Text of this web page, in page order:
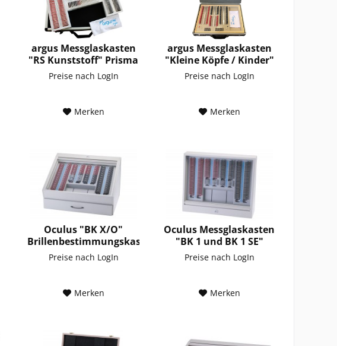
argus Messglaskasten
"RS Kunststoff" Prisma
Preise nach LogIn
Merken
argus Messglaskasten
"Kleine Köpfe / Kinder"
Preise nach LogIn
Merken
Oculus "BK X/O"
Brillenbestimmungskasten
Preise nach LogIn
Merken
Oculus Messglaskasten
"BK 1 und BK 1 SE"
Preise nach LogIn
Merken